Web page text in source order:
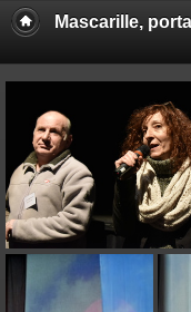
Mascarille,